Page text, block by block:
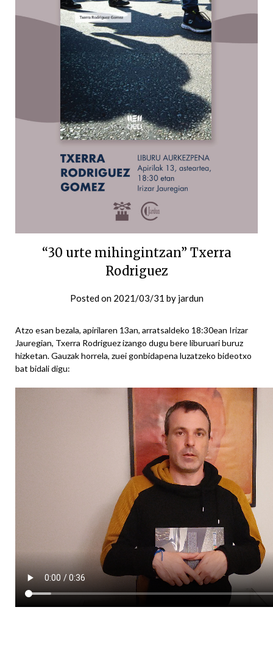
“30 urte mihingintzan” Txerra
Rodriguez
Posted on 2021/03/31 by jardun
Atzo esan bezala, apirilaren 13an, arratsaldeko 18:30ean Irizar
Jauregian, Txerra Rodriguez izango dugu bere liburuari buruz
hizketan. Gauzak horrela, zuei gonbidapena luzatzeko bideotxo
bat bidali digu: